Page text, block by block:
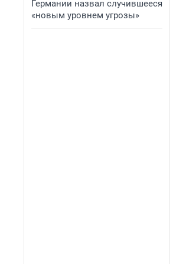
Германии назвал случившееся
«новым уровнем угрозы»